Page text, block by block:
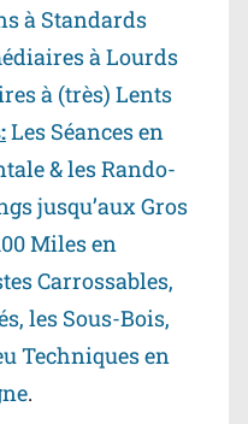
à Standards
à Lourds
à (très) Lents
Les Séances en
& les Rando-
jusqu’aux Gros
Miles en
Carrossables,
les Sous-Bois,
Techniques en
.